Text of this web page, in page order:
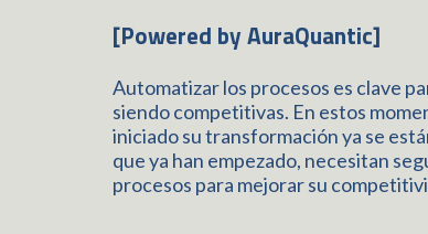
[Powered by AuraQuantic]
Automatizar los procesos es clave
siendo competitivas. En estos
iniciado su transformación ya se
que ya han empezado, necesitan
procesos para mejorar su